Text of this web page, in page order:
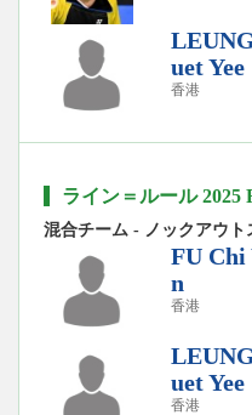
uet Yee
香港
ライン＝ルール 2025
混合チーム - ノックアウ
FU Chi
n
香港
uet Yee
香港